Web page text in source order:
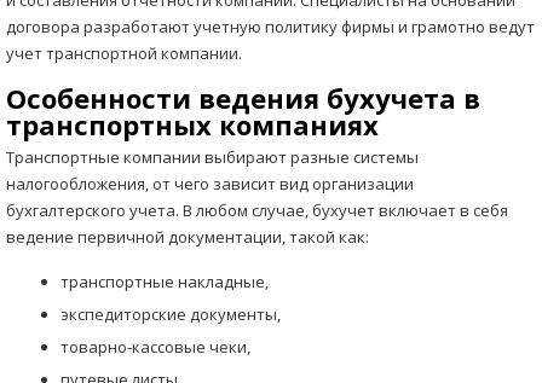
договора разработают учетную политику фирмы и грамотно ведут
учет транспортной компании.
Особенности ведения бухучета в
транспортных компаниях
Транспортные компании выбирают разные системы
налогообложения, от чего зависит вид организации
бухгалтерского учета. В любом случае, бухучет включает в себя
ведение первичной документации, такой как:
транспортные накладные,
экспедиторские документы,
товарно-кассовые чеки,